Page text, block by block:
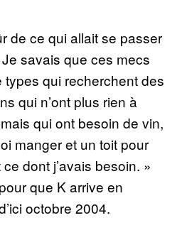
de ce qui allait se passer
savais que ces mecs
types qui recherchent des
qui n’ont plus rien à
qui ont besoin de vin,
manger et un toit pour
ce dont j’avais besoin. »
que K arrive en
octobre 2004.